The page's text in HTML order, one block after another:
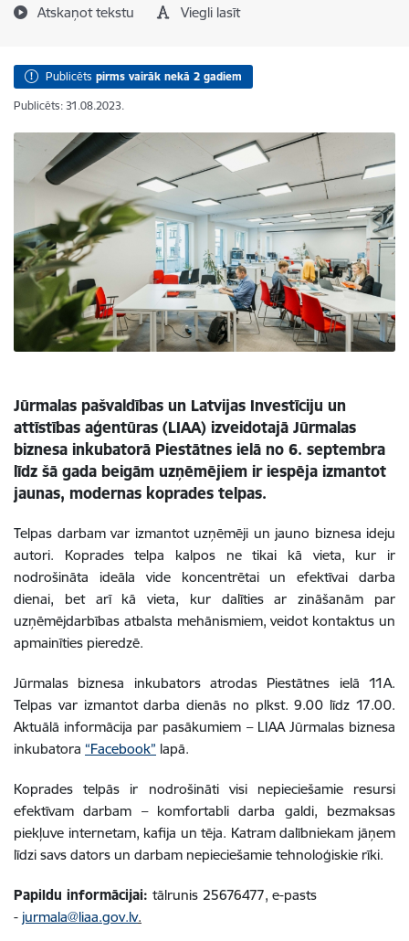
Atskaņot tekstu Viegli lasīt
Publicēts pirms vairāk nekā 2 gadiem
Publicēts: 31.08.2023.
Jūrmalas pašvaldības un Latvijas Investīciju un
attīstības aģentūras (LIAA) izveidotajā Jūrmalas
biznesa inkubatorā Piestātnes ielā no 6. septembra
līdz šā gada beigām uzņēmējiem ir iespēja izmantot
jaunas, modernas koprades telpas.
Telpas darbam var izmantot uzņēmēji un jauno biznesa ideju
autori. Koprades telpa kalpos ne tikai kā vieta, kur ir
nodrošināta ideāla vide koncentrētai un efektīvai darba
dienai, bet arī kā vieta, kur dalīties ar zināšanām par
uzņēmējdarbības atbalsta mehānismiem, veidot kontaktus un
apmainīties pieredzē.
Jūrmalas biznesa inkubators atrodas Piestātnes ielā 11A.
Telpas var izmantot darba dienās no plkst. 9.00 līdz 17.00.
Aktuālā informācija par pasākumiem – LIAA Jūrmalas biznesa
inkubatora “Facebook” lapā.
Koprades telpās ir nodrošināti visi nepieciešamie resursi
efektīvam darbam – komfortabli darba galdi, bezmaksas
piekļuve internetam, kafija un tēja. Katram dalībniekam jāņem
līdzi savs dators un darbam nepieciešamie tehnoloģiskie rīki.
Papildu informācijai: tālrunis 25676477, e-pasts
- jurmala@liaa.gov.lv.